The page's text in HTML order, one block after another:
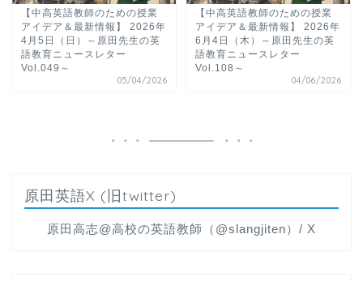
【中高英語教師のための授業
アイデア＆最新情報】 2026年
4月5日（日）～原田先生の英
語教育ニュースレター
Vol.049～
05/04/2026
【中高英語教師のための授業
アイデア＆最新情報】 2026年
6月4日（木）～原田先生の英
語教育ニュースレター
Vol.108～
04/06/2026
原田英語X (旧twitter)
原田高志@高校の英語教師（@slangjiten）/ X